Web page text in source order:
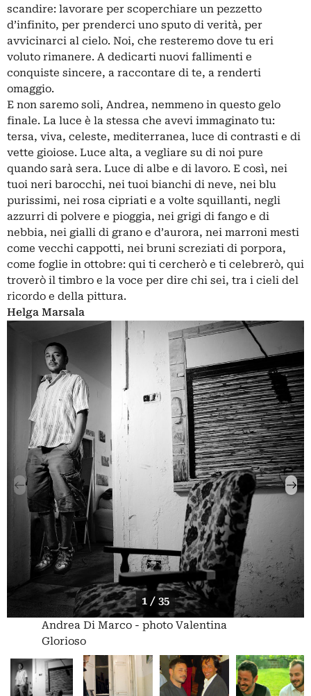
scandire: lavorare per scoperchiare un pezzetto
d’infinito, per prenderci uno sputo di verità, per
avvicinarci al cielo. Noi, che resteremo dove tu eri
voluto rimanere. A dedicarti nuovi fallimenti e
conquiste sincere, a raccontare di te, a renderti
omaggio.
E non saremo soli, Andrea, nemmeno in questo gelo
finale. La luce è la stessa che avevi immaginato tu:
tersa, viva, celeste, mediterranea, luce di contrasti e di
vette gioiose. Luce alta, a vegliare su di noi pure
quando sarà sera. Luce di albe e di lavoro. E così, nei
tuoi neri barocchi, nei tuoi bianchi di neve, nei blu
purissimi, nei rosa cipriati e a volte squillanti, negli
azzurri di polvere e pioggia, nei grigi di fango e di
nebbia, nei gialli di grano e d’aurora, nei marroni mesti
come vecchi cappotti, nei bruni screziati di porpora,
come foglie in ottobre: qui ti cercherò e ti celebrerò, qui
troverò il timbro e la voce per dire chi sei, tra i cieli del
ricordo e della pittura.
Helga Marsala
1 / 35
Andrea Di Marco - photo Valentina
Glorioso